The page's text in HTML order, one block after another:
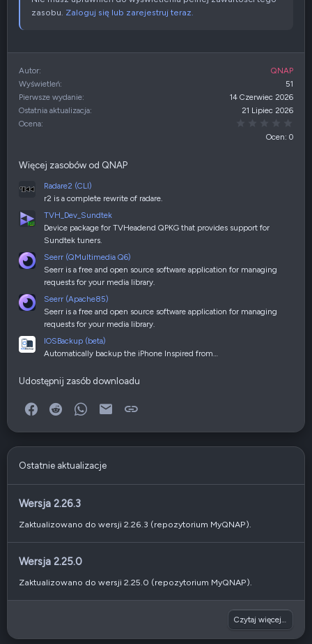
zasobu. Zaloguj się lub zarejestruj teraz.
Autor
QNAP
Wyświetleń
51
Pierwsze wydanie
14 Czerwiec 2026
Ostatnia aktualizacja
21 Lipiec 2026
Ocena
Ocen: 0
Więcej zasobów od QNAP
Radare2 (CLI)
r2 is a complete rewrite of radare.
TVH_Dev_Sundtek
Device package for TVHeadend QPKG that provides support for
Sundtek tuners.
Seerr (QMultimedia Q6)
Seerr is a free and open source software application for managing
requests for your media library.
Seerr (Apache85)
Seerr is a free and open source software application for managing
requests for your media library.
IOSBackup (beta)
Automatically backup the iPhone Inspired from…
Udostępnij zasób downloadu
Facebook
Reddit WhatsApp
E-mail
Ostatnie aktualizacje
Wersja 2.26.3
Zaktualizowano do wersji 2.26.3 (repozytorium MyQNAP).
Wersja 2.25.0
Zaktualizowano do wersji 2.25.0 (repozytorium MyQNAP).
Czytaj więcej…